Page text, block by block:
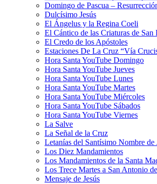
Domingo de Pascua –
Dulcísimo Jesús
El Ángelus y la Regina Coeli
El Cántico de las Criaturas de San
El Credo de los Apóstoles
Estaciones De La Cruz “Vía
Hora Santa YouTube Domingo
Hora Santa YouTube Jueves
Hora Santa YouTube Lunes
Hora Santa YouTube Martes
Hora Santa YouTube Miércoles
Hora Santa YouTube Sábados
Hora Santa YouTube Viernes
La Salve
La Señal de la Cruz
Letanías del Santísimo Nombre de
Los Diez Mandamientos
Los Mandamientos de la Santa
Los Trece Martes a San Antonio
Mensaje de Jesús